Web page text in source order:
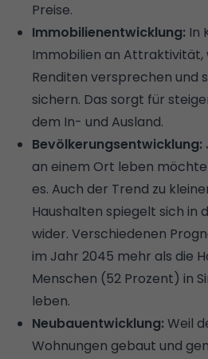
Preise.
Immobilienentwicklung: In
Immobilien an Attraktivität,
Renditen versprechen und
sichern. Das sorgt für
dem In- und Ausland.
Bevölkerungsentwicklung:
an einem Ort leben
es. Auch der Trend zu
Haushalten spiegelt sich in
wider. Verschiedenen
im Jahr 2045 mehr als die
Menschen (52 Prozent) in
leben.
Neubauentwicklung: Weil
Wohnungen gebaut und